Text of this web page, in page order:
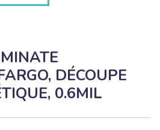
DÉCOUPE
0.6MIL